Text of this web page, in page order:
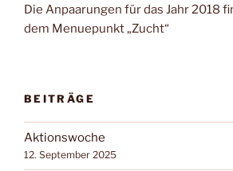
Die Anpaarungen für das Jahr 2018
dem Menuepunkt „Zucht“
BEITRÄGE
Aktionswoche
12. September 2025